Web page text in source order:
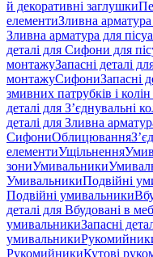
й декоративні заглушки
елементиЗливна арматура
Зливна арматура для
деталі для Сифони для
монтажуЗапасні деталі
монтажуСифониЗапасні
змивних патрубків і
деталі для З’єднувальні
деталі для Зливна
СифониОблицювання
елементиУщільнення
зониУмивальники
УмивальникиПодвійні
Подвійні умивальники
деталі для Вбудовані в
умивальникиЗапасні
умивальники
РукомийникиКутові